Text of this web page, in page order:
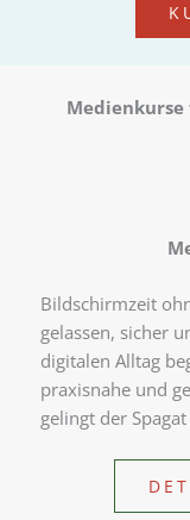
Medienkurse
Bildschirmzeit
gelassen, sicher
digitalen Alltag
praxisnahe und
gelingt der